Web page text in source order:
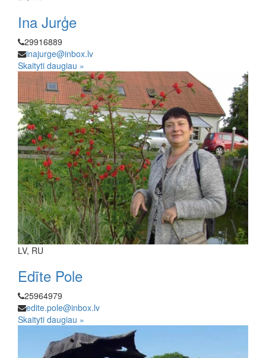
Ina Jurģe
29916889
inajurge@inbox.lv
Skaityti daugiau »
LV, RU
Edīte Pole
25964979
edite.pole@inbox.lv
Skaityti daugiau »